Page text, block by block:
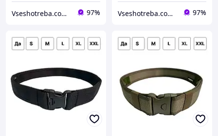
Vseshotreba.com.ua 97% Vseshotreba.com.ua 97%